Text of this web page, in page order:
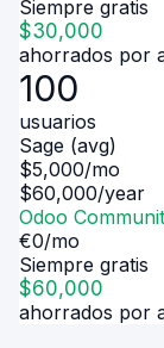
Siempre gratis
$30,000
ahorrados por
100
usuarios
Sage (avg)
$5,000/mo
$60,000/year
Odoo
€0/mo
Siempre gratis
$60,000
ahorrados por